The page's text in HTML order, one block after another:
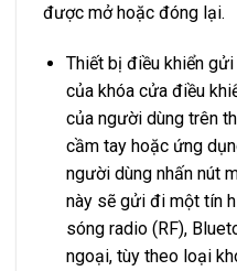
được mở hoặc đóng lại.
Thiết bị điều khiển
của khóa cửa điều
của người dùng trên
cầm tay hoặc ứng
người dùng nhấn nút
này sẽ gửi đi một tín
sóng radio (RF),
ngoại, tùy theo loại